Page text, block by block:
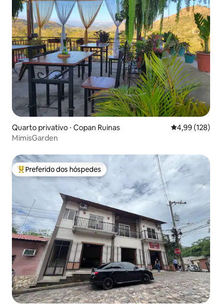
Quarto privativo ⋅ Copan Ruinas 4,99 de uma
4,99 (128)
MimisGarden
Entre os melhores preferidos dos hóspedes
Preferido dos hóspedes